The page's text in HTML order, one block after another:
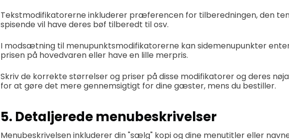
Tekstmodifikatorerne inkluderer præferencen for tilberedningen, den
spisende vil have deres bøf tilberedt til osv.
I modsætning til menupunktsmodifikatorerne kan sidemenupunkter
prisen på hovedvaren eller have en lille merpris.
Skriv de korrekte størrelser og priser på disse modifikatorer og deres
for at gøre det mere gennemsigtigt for dine gæster, mens du bestiller.
5. Detaljerede menubeskrivelser
Menubeskrivelsen inkluderer din "sælg" kopi og dine menutitler eller